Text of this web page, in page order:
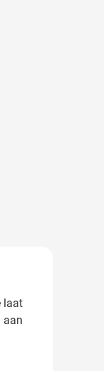
laat
aan